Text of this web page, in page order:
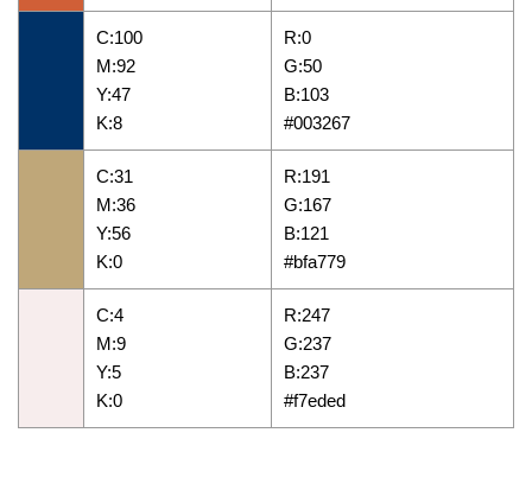
C:100
M:92
Y:47
K:8
R:0
G:50
B:103
#003267
C:31
M:36
Y:56
K:0
R:191
G:167
B:121
#bfa779
C:4
M:9
Y:5
K:0
R:247
G:237
B:237
#f7eded